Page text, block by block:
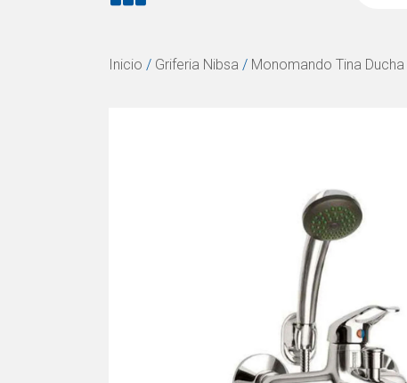
Inicio / Griferia Nibsa / Monomando Tina Ducha